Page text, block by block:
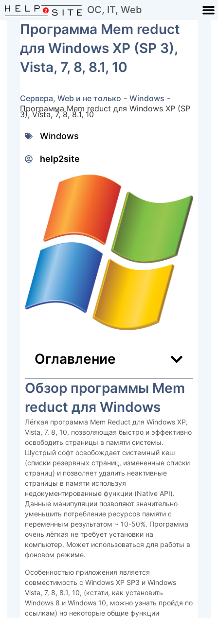
ОС, IT, Web
Программа Mem reduct
для Windows XP (SP 3),
Vista, 7, 8, 8.1, 10
Сервера, Web и не только - Windows -
Программа Mem reduct для Windows XP (SP
3), Vista, 7, 8, 8.1, 10
Windows
help2site
Оглавление
Обзор программы Mem
reduct для Windows
Лёгкая программа Mem Reduct для Windows XP,
Vista, 7, 8, 10, позволяющая быстро и эффективно
освободить страницы в памяти системы.
Шустрый софт освобождает системный кеш
(списки резервных страниц, измененные списки
страниц) и позволяет удалить неактивные
страницы в памяти используя
недокументированные функции (Native API).
Данные манипуляции позволяют значительно
уменьшить потребление ресурсов памяти с
переменным результатом ~ 10-50%. Программа
очень лёгкая не требует установки на
компьютер. Может использоваться для работы в
фоновом режиме.
Особенностью приложения является
совместимость с Windows XP SP3 и Windows
Vista, 7, 8, 8.1, 10, (кстати, как установить
Windows 8 и Windows 10, можно узнать пройдя по
ссылкам) но некоторые общие функции